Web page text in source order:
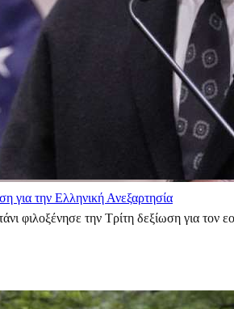
για την Ελληνική Ανεξαρτησία
φιλοξένησε την Τρίτη δεξίωση για τον